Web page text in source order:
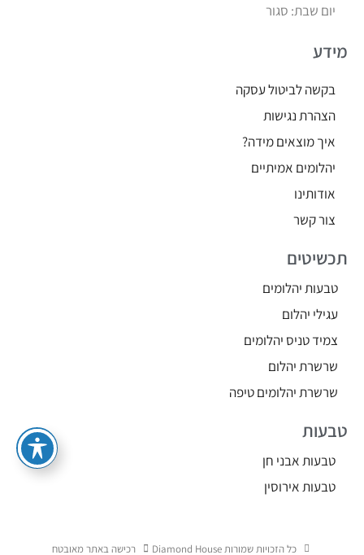
יום שבת: סגור
מידע
בקשה לביטול עסקה
הצהרת נגישות
איך מוצאים מידה?
יהלומים אמיתיים
אודותינו
צור קשר
תכשיטים
טבעות יהלומים
עגילי יהלום
צמיד טניס יהלומים
שרשרת יהלום
שרשרת יהלומים טיפה
טבעות
טבעות אבני חן
טבעות אירוסין
כל הזכויות שמורות Diamond House רכישה באתר מאובטח